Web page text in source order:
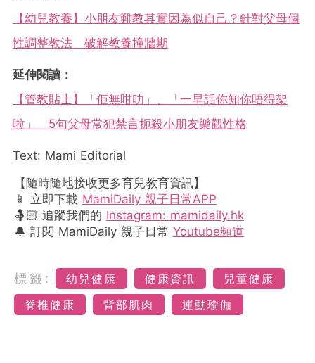
【幼兒教養】小朋友難教其實因為似自己？針對父母個
性調整教法 破解教養撞牆期
延伸閱讀：
【管教貼士】「佢無咁叻」、「一早話你知你唔得架
啦」 5句父母常犯禁言扼殺小朋友樂觀性格
Text: Mami Editorial
【隨時隨地接收更多育兒教育資訊】
📱 立即下載 MamiDaily 親子日常APP
🤱🏻 追蹤我們的 Instagram: mamidaily.hk
🔔 訂閱 MamiDaily 親子日常 Youtube頻道
標籤: 幼兒健康 健康資訊
兒童健康
脊椎健康
背部肌肉 運動瑜伽